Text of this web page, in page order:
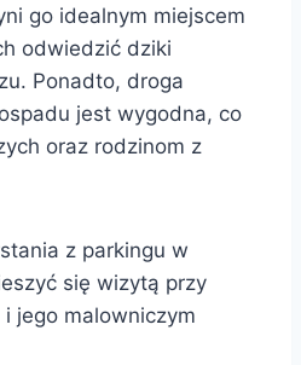
go idealnym miejscem
odwiedzić dziki
Ponadto, droga
jest wygodna, co
oraz rodzinom z
z parkingu w
się wizytą przy
jego malowniczym